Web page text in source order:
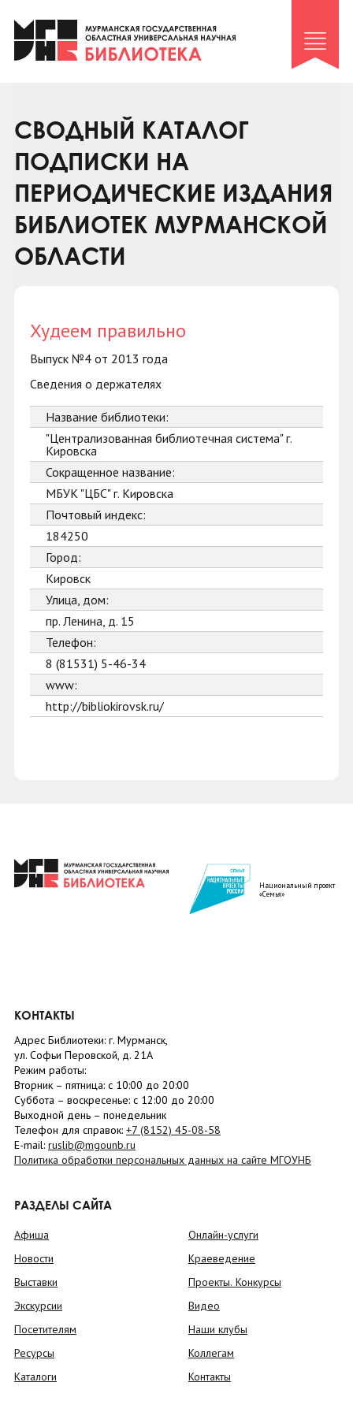
Клуб «Гиря и сельдерей»
Клуб «Семейный архив»
Коллегам
Контакты
СВОДНЫЙ КАТАЛОГ
ПОДПИСКИ НА
ПЕРИОДИЧЕСКИЕ ИЗДАНИЯ
БИБЛИОТЕК МУРМАНСКОЙ
ОБЛАСТИ
Худеем правильно
Выпуск №4 от 2013 года
Сведения о держателях
Название библиотеки:
"Централизованная библиотечная система" г.
Кировска
Сокращенное название:
МБУК "ЦБС" г. Кировска
Почтовый индекс:
184250
Город:
Кировск
Улица, дом:
пр. Ленина, д. 15
Телефон:
8 (81531) 5-46-34
www:
http://bibliokirovsk.ru/
Национальный проект
«Семья»
КОНТАКТЫ
Адрес Библиотеки: г. Мурманск,
ул. Софьи Перовской, д. 21А
Режим работы:
Вторник – пятница: с 10:00 до 20:00
Суббота – воскресенье: c 12:00 до 20:00
Выходной день – понедельник
Телефон для справок: +7 (8152) 45-08-58
E-mail: ruslib@mgounb.ru
Политика обработки персональных данных на сайте МГОУНБ
РАЗДЕЛЫ САЙТА
Афиша
Новости
Выставки
Экскурсии
Посетителям
Ресурсы
Каталоги
Онлайн-услуги
Краеведение
Проекты. Конкурсы
Видео
Наши клубы
Коллегам
Контакты